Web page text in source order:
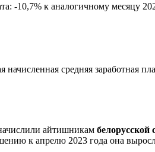
-10,7% к аналогичному месяцу
средняя заработная
айтишникам белорусской
к апрелю 2023 года она